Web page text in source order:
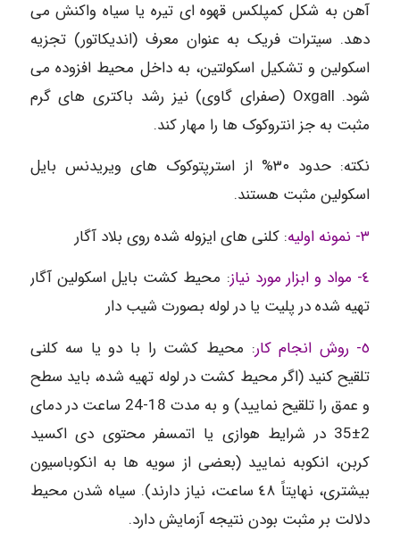
آهن به شکل کمپلکس قهوه ای تیره یا سیاه واکنش می
دهد. سیترات فریک به عنوان معرف (اندیکاتور) تجزیه
اسکولین و تشکیل اسکولتین، به داخل محیط افزوده می
شود. Oxgall (صفرای گاوی) نیز رشد باکتری های گرم
مثبت به جز انتروکوک ها را مهار کند.
نکته: حدود ٣٠% از استرپتوکوک های ویریدنس بایل
اسکولین مثبت هستند.
٣- نمونه اولیه
: کلنی های ایزوله شده روی بلاد آگار
٤- مواد و ابزار مورد نیاز
: محیط کشت بایل اسکولین آگار
تهیه شده در پلیت یا در لوله بصورت شیب دار
٥- روش انجام کار
: محیط کشت را با دو یا سه کلنی
تلقیح کنید (اگر محیط کشت در لوله تهیه شده، باید سطح
و عمق را تلقیح نمایید) و به مدت 18-24 ساعت در دمای
2±35 در شرایط هوازی یا اتمسفر محتوی دی اکسید
کربن، انکوبه نمایید (بعضی از سویه ها به انکوباسیون
بیشتری، نهایتاً ٤٨ ساعت، نیاز دارند). سیاه شدن محیط
دلالت بر مثبت بودن نتیجه آزمایش دارد.